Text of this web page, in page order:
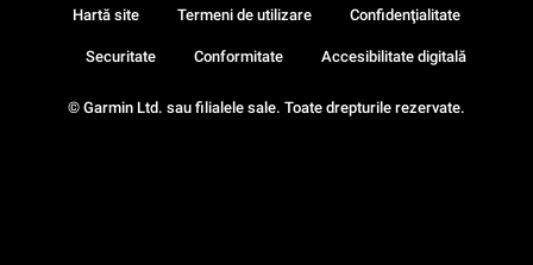
© Garmin Ltd. sau filialele sale. Toate drepturile rezervate.
Hartă site Termeni de utilizare Confidenţialitate
Securitate Conformitate Accesibilitate digitală